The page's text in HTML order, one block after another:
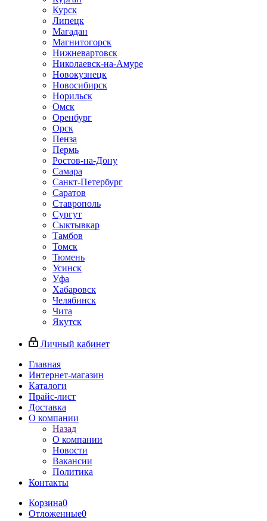
Курск
Липецк
Магадан
Магнитогорск
Нижневартовск
Николаевск-на-Амуре
Новокузнецк
Новосибирск
Норильск
Омск
Оренбург
Орск
Пенза
Пермь
Ростов-на-Дону
Самара
Санкт-Петербург
Саратов
Ставрополь
Сургут
Сыктывкар
Тамбов
Томск
Тюмень
Усинск
Уфа
Хабаровск
Челябинск
Чита
Якутск
Личный кабинет
Главная
Интернет-магазин
Каталоги
Прайс-лист
Доставка
О компании
Назад
О компании
Новости
Вакансии
Политика
Контакты
Корзина0
Отложенные0